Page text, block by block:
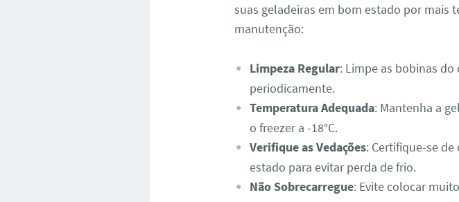
suas geladeiras em bom estado por mais
manutenção:
Limpeza Regular: Limpe as bobinas do
periodicamente.
Temperatura Adequada: Mantenha a
o freezer a -18°C.
Verifique as Vedações: Certifique-se
estado para evitar perda de frio.
Não Sobrecarregue: Evite colocar